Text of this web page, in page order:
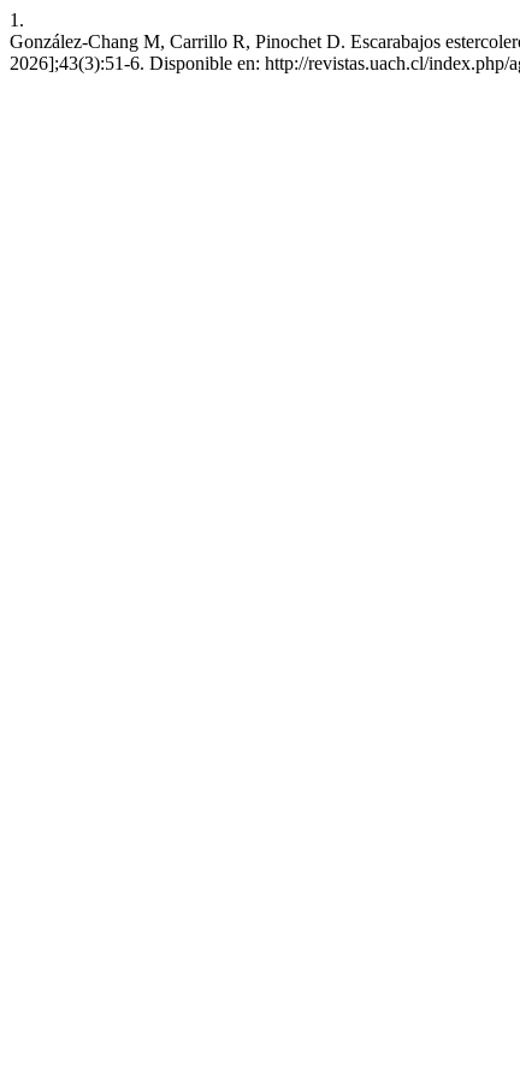
1.
González-Chang M, Carrillo R, Pinochet D. Escarabajos
2026];43(3):51-6. Disponible en: http://revistas.uach.cl/index.php/